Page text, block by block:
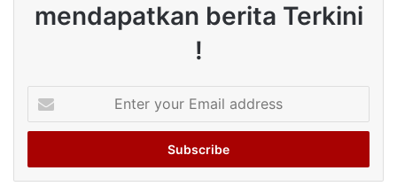
mendapatkan berita Terkini
!
your
Email